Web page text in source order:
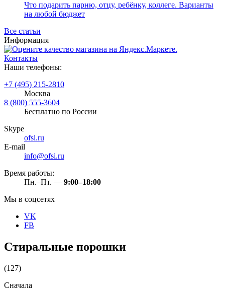
Что подарить парню, отцу, ребёнку, коллеге. Варианты
на любой бюджет
Все статьи
Информация
Контакты
Наши телефоны:
+7 (495) 215-2810
Москва
8 (800) 555-3604
Бесплатно по России
Skype
ofsi.ru
E-mail
info@ofsi.ru
Время работы:
Пн.–Пт. — 9:00–18:00
Мы в соцсетях
VK
FB
Стиральные порошки
(127)
Сначала